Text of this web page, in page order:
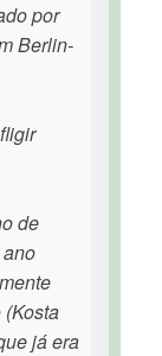
por
Berlin-
de
já era